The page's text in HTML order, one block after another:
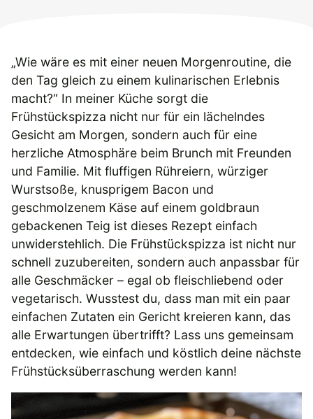
„Wie wäre es mit einer neuen Morgenroutine, die
den Tag gleich zu einem kulinarischen Erlebnis
macht?“ In meiner Küche sorgt die
Frühstückspizza nicht nur für ein lächelndes
Gesicht am Morgen, sondern auch für eine
herzliche Atmosphäre beim Brunch mit Freunden
und Familie. Mit fluffigen Rühreiern, würziger
Wurstsoße, knusprigem Bacon und
geschmolzenem Käse auf einem goldbraun
gebackenen Teig ist dieses Rezept einfach
unwiderstehlich. Die Frühstückspizza ist nicht nur
schnell zuzubereiten, sondern auch anpassbar für
alle Geschmäcker – egal ob fleischliebend oder
vegetarisch. Wusstest du, dass man mit ein paar
einfachen Zutaten ein Gericht kreieren kann, das
alle Erwartungen übertrifft? Lass uns gemeinsam
entdecken, wie einfach und köstlich deine nächste
Frühstücksüberraschung werden kann!